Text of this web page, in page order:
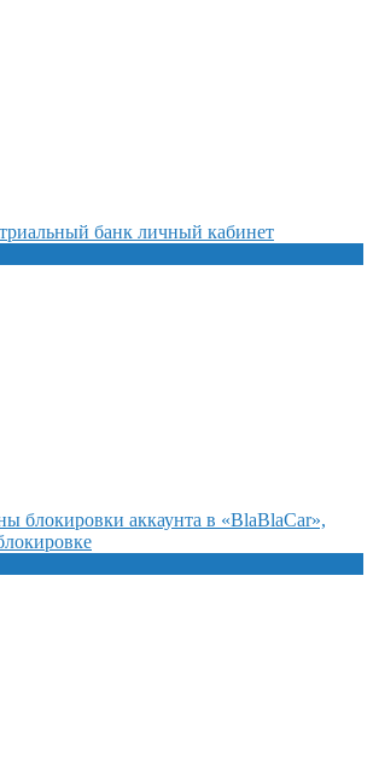
банк личный кабинет
блокировки аккаунта в «BlaBlaCar»,